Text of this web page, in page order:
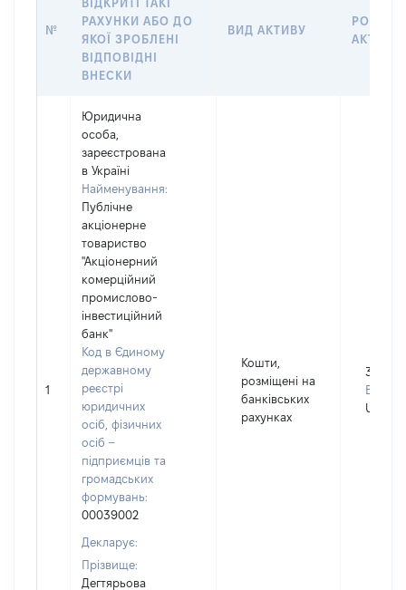
№
ВІДКРИТІ ТАКІ
РАХУНКИ АБО ДО
ЯКОЇ ЗРОБЛЕНІ
ВІДПОВІДНІ
ВНЕСКИ
ВИД АКТИВУ
РОЗМІР
АКТИВУ
1
Юридична
особа,
зареєстрована
в Україні
Найменування:
Публічне
акціонерне
товариство
"Акціонерний
комерційний
промислово-
інвестиційний
банк"
Код в Єдиному
державному
реєстрі
юридичних
осіб, фізичних
осіб –
підприємців та
громадських
формувань:
00039002
Декларує:
Прізвище:
Дегтярьова
Кошти,
розміщені на
банківських
рахунках
30643
USD